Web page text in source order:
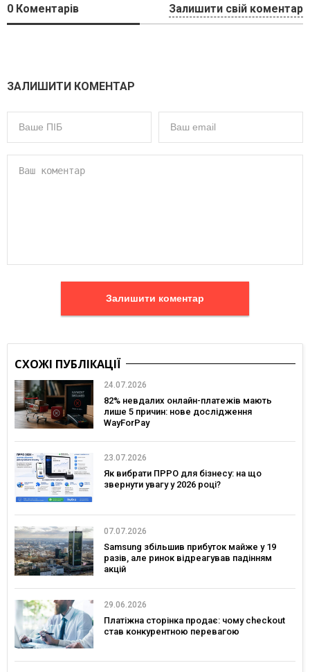
0 Коментарів Залишити свій коментар
ЗАЛИШИТИ КОМЕНТАР
Залишити коментар
СХОЖІ ПУБЛІКАЦІЇ
24.07.2026
82% невдалих онлайн-платежів мають
лише 5 причин: нове дослідження
WayForPay
23.07.2026
Як вибрати ПРРО для бізнесу: на що
звернути увагу у 2026 році?
07.07.2026
Samsung збільшив прибуток майже у 19
разів, але ринок відреагував падінням
акцій
29.06.2026
Платіжна сторінка продає: чому checkout
став конкурентною перевагою